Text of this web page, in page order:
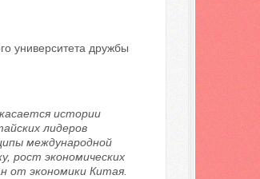
университета дружбы
истории
лидеров
международной
рост экономических
от экономики Китая.